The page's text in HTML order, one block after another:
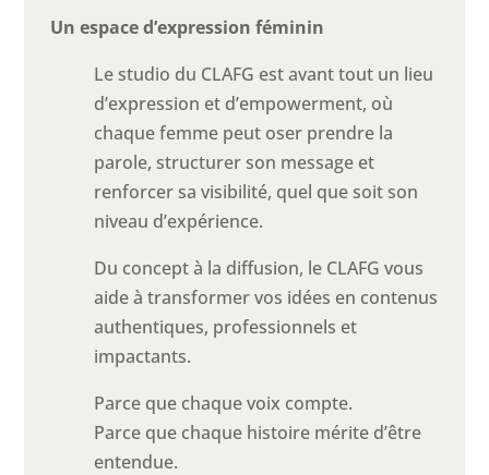
Un espace d’expression féminin
Le studio du CLAFG est avant tout un lieu
d’expression et d’empowerment, où
chaque femme peut oser prendre la
parole, structurer son message et
renforcer sa visibilité, quel que soit son
niveau d’expérience.
Du concept à la diffusion, le CLAFG vous
aide à transformer vos idées en contenus
authentiques, professionnels et
impactants.
Parce que chaque voix compte.
Parce que chaque histoire mérite d’être
entendue.